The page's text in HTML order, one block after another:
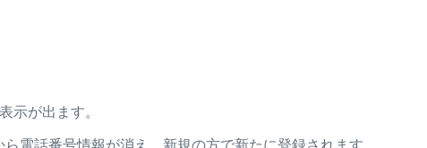
示が出ます。
電話番号情報が消え、新規の方で新たに登録されます。